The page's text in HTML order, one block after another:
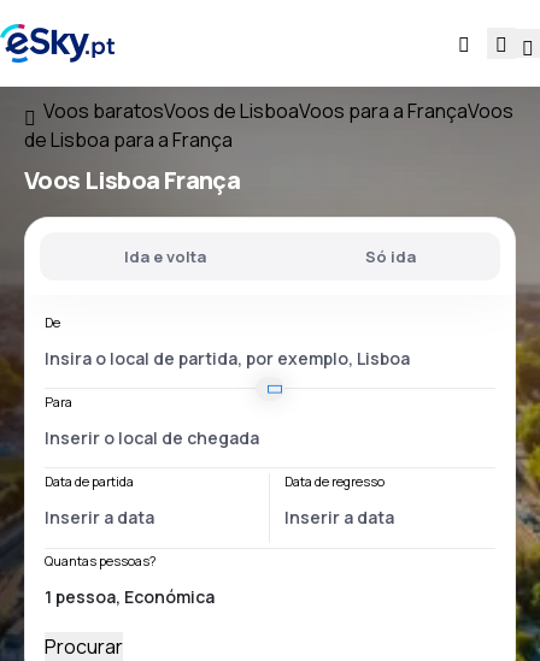
Voos baratosVoos de LisboaVoos para a FrançaVoos
de Lisboa para a França
Voos Lisboa França
Ida e volta Só ida
De
Para
Data de partida Data de regresso
Quantas pessoas?
Procurar